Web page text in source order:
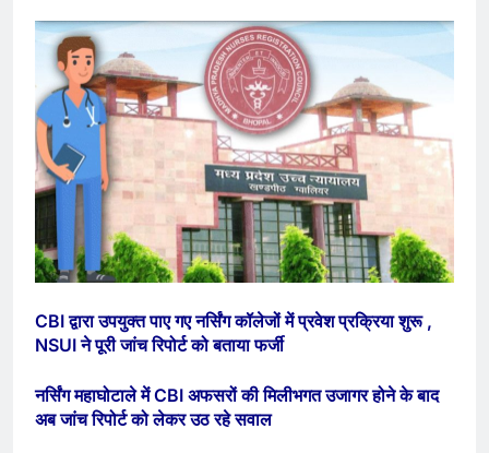
CBI द्वारा उपयुक्त पाए गए नर्सिंग कॉलेजों में प्रवेश प्रक्रिया शुरू ,
NSUI ने पूरी जांच रिपोर्ट को बताया फर्जी
नर्सिंग महाघोटाले में CBI अफसरों की मिलीभगत उजागर होने के बाद
अब जांच रिपोर्ट को लेकर उठ रहे सवाल